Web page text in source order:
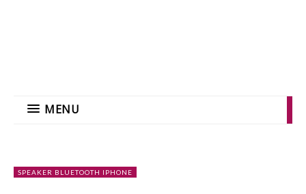
MENU
SPEAKER BLUETOOTH IPHONE